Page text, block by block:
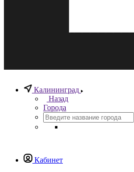
Калининград
Назад
Города
Кабинет